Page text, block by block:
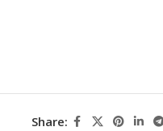
Share: